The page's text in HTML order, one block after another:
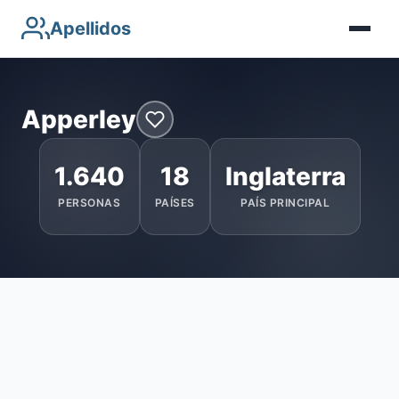
Apellidos
Apperley
1.640
PERSONAS
18
PAÍSES
Inglaterra
PAÍS PRINCIPAL